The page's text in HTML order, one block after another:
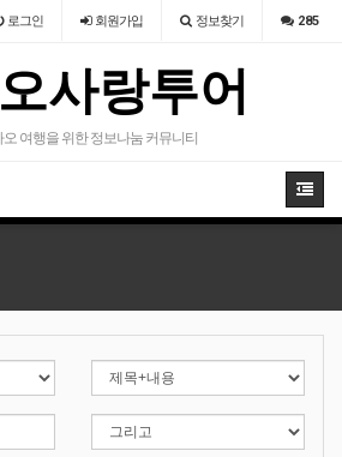
로그인 회원가입 정보찾기 285
사랑투어
오 여행을 위한 정보나눔 커뮤니티